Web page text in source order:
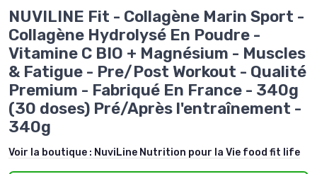
NUVILINE Fit - Collagène Marin Sport -
Collagène Hydrolysé En Poudre -
Vitamine C BIO + Magnésium - Muscles
& Fatigue - Pre/Post Workout - Qualité
Premium - Fabriqué En France - 340g
(30 doses) Pré/Après l'entraînement -
340g
Voir la boutique : NuviLine Nutrition pour la Vie food fit life